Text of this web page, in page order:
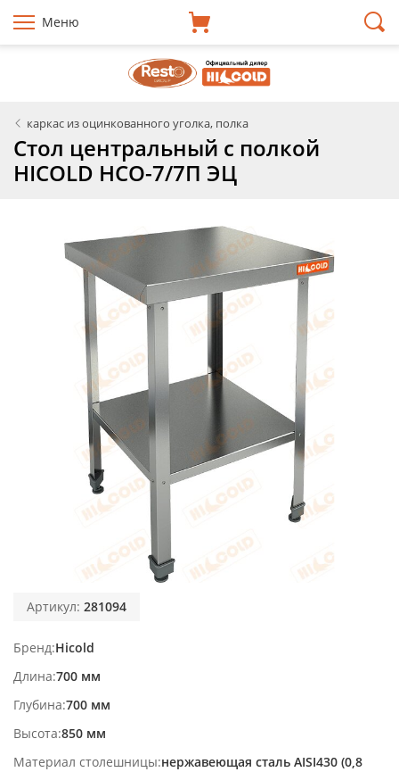
Меню
каркас из оцинкованного уголка, полка
Стол центральный с полкой
HICOLD НСО-7/7П ЭЦ
Артикул: 281094
Бренд Hicold
Длина 700 мм
Глубина 700 мм
Высота 850 мм
Материал столешницы нержавеющая сталь AISI430 (0,8